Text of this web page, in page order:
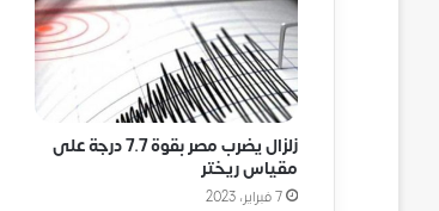
زلزال يضرب مصر بقوة 7.7 درجة على
مقياس ريختر
7 فبراير، 2023